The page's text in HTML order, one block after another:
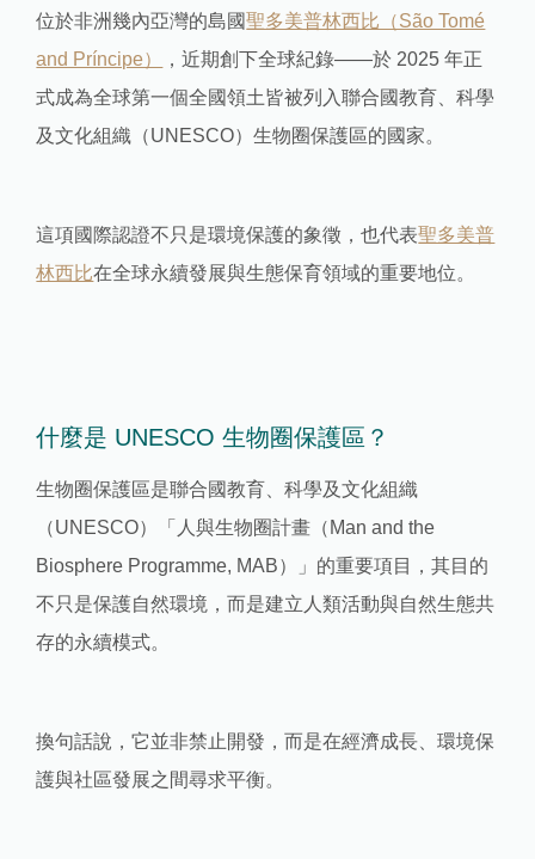
位於非洲幾內亞灣的島國聖多美普林西比（São Tomé
and Príncipe）
，近期創下全球紀錄——於 2025 年正
式成為全球第一個全國領土皆被列入聯合國教育、科學
及文化組織（UNESCO）生物圈保護區的國家。
這項國際認證不只是環境保護的象徵，也代表聖多美普
林西比在全球永續發展與生態保育領域的重要地位。
什麼是 UNESCO 生物圈保護區？
生物圈保護區是聯合國教育、科學及文化組織
（UNESCO）「人與生物圈計畫（Man and the
Biosphere Programme, MAB）」的重要項目，其目的
不只是保護自然環境，而是建立人類活動與自然生態共
存的永續模式。
換句話說，它並非禁止開發，而是在經濟成長、環境保
護與社區發展之間尋求平衡。